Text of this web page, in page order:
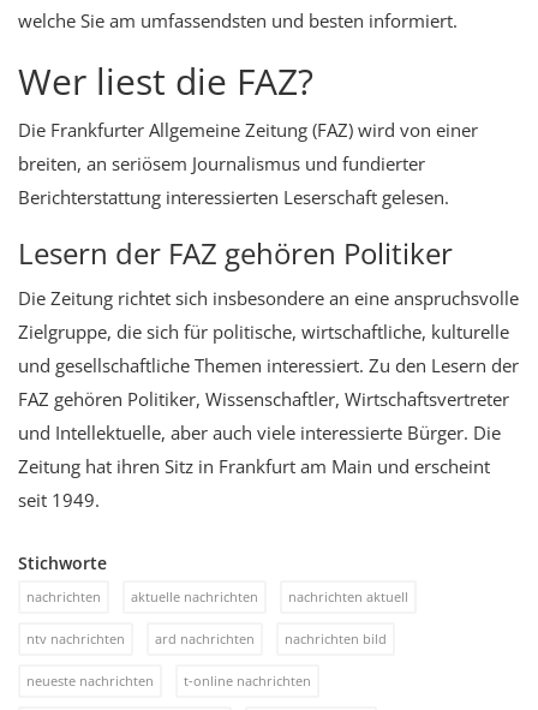
welche Sie am umfassendsten und besten informiert.
Wer liest die FAZ?
Die Frankfurter Allgemeine Zeitung (FAZ) wird von einer
breiten, an seriösem Journalismus und fundierter
Berichterstattung interessierten Leserschaft gelesen.
Lesern der FAZ gehören Politiker
Die Zeitung richtet sich insbesondere an eine anspruchsvolle
Zielgruppe, die sich für politische, wirtschaftliche, kulturelle
und gesellschaftliche Themen interessiert. Zu den Lesern der
FAZ gehören Politiker, Wissenschaftler, Wirtschaftsvertreter
und Intellektuelle, aber auch viele interessierte Bürger. Die
Zeitung hat ihren Sitz in Frankfurt am Main und erscheint
seit 1949.
Stichworte
nachrichten aktuelle nachrichten nachrichten aktuell
ntv nachrichten ard nachrichten nachrichten bild
neueste nachrichten t-online nachrichten